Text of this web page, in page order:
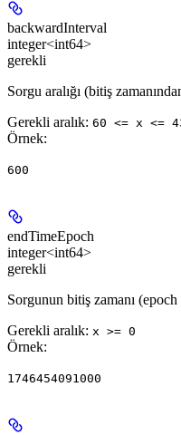
backwardInterval
integer<int64>
gerekli
Sorgu aralığı (bitiş
Gerekli aralık: 60 <= x <=
Örnek:
600
endTimeEpoch
integer<int64>
gerekli
Sorgunun bitiş zamanı
Gerekli aralık: x >= 0
Örnek:
1746454091000